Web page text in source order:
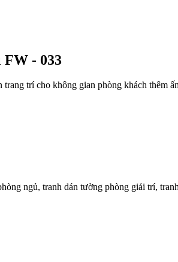
- 033
trí cho không gian phòng khách thêm
ngủ, tranh dán tường phòng giải trí,